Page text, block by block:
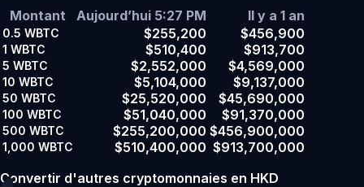
Montant
Aujourd’hui 5:27 PM Il y a 1 an
0.5 WBTC $255,200 $456,900
1 WBTC $510,400 $913,700
5 WBTC $2,552,000 $4,569,000
10 WBTC $5,104,000 $9,137,000
50 WBTC $25,520,000 $45,690,000
100 WBTC $51,040,000 $91,370,000
500 WBTC $255,200,000 $456,900,000
1,000 WBTC $510,400,000 $913,700,000
Convertir d'autres cryptomonnaies en HKD